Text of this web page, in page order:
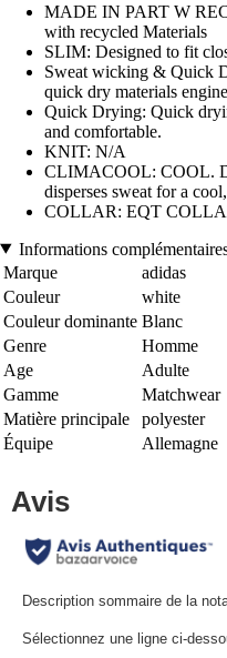
MADE IN PART W
with recycled Materials
SLIM: Designed to fit
Sweat wicking & Quick
quick dry materials
Quick Drying: Quick
and comfortable.
KNIT: N/A
CLIMACOOL: COOL.
disperses sweat for a
COLLAR: EQT
Informations
Marque
adidas
Couleur
white
Couleur dominante Blanc
Genre
Homme
Age
Adulte
Gamme
Matchwear
Matière principale
polyester
Équipe
Allemagne